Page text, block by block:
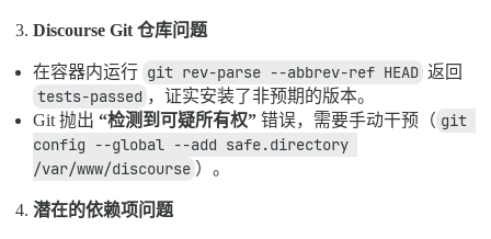
Discourse Git 仓库问题
在容器内运行 git rev-parse --abbrev-ref HEAD 返回
tests-passed ，证实安装了非预期的版本。
Git 抛出 “检测到可疑所有权” 错误，需要手动干预（ git
config --global --add safe.directory
/var/www/discourse ）。
潜在的依赖项问题